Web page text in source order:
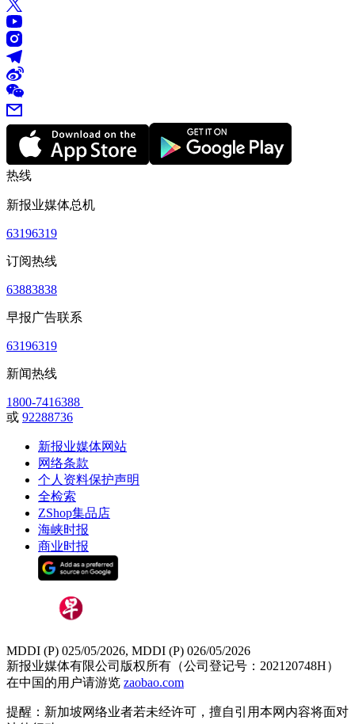
热线
新报业媒体总机
63196319
订阅热线
63883838
早报广告联系
63196319
新闻热线
1800-7416388
或 92288736
新报业媒体网站
网络条款
个人资料保护声明
全检索
ZShop集品店
海峡时报
商业时报
MDDI (P) 025/05/2026, MDDI (P) 026/05/2026
新报业媒体有限公司版权所有（公司登记号：202120748H）
在中国的用户请游览 zaobao.com
提醒：新加坡网络业者若未经许可，擅自引用本网内容将面对